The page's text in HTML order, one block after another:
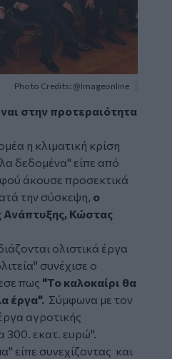
Photo Credits: @Imageonline
στην προτεραιότητα
η κλιματική κρίση
δεδομένα" είπε από
άκουσε προσεκτικά
την σύσκεψη, ο
Ανάπτυξης, Κώστας
ολιστικά έργα
συνέχισε ο
πως "Το καλοκαίρι θα
έργα". Σύμφωνα με τον
αγροτικής
300. εκατ. ευρώ".
είπε συνεχίζοντας και